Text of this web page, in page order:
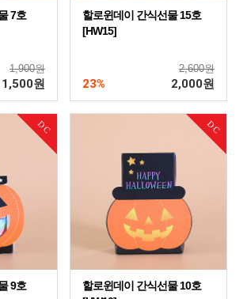
7호
1,900원
1,500원
할로윈데이 간식선물 15호
[HW15]
2,600원
23% 2,000원
DC
9호
DC
할로윈데이 간식선물 10호